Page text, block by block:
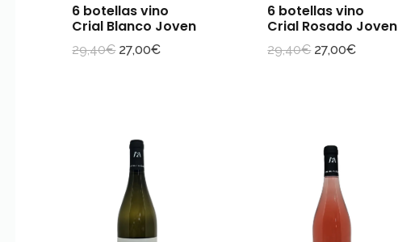
6 botellas vino
Crial Blanco Joven
29,40€ 27,00€
6 botellas vino
Crial Rosado Joven
29,40€ 27,00€